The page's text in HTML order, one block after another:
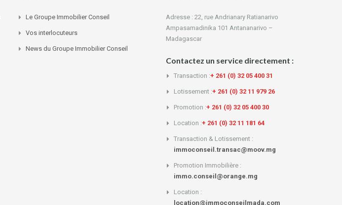
Le Groupe Immobilier Conseil
Vos interlocuteurs
News du Groupe Immobilier Conseil
Adresse : 22, rue Andrianary Ratianarivo
Ampasamadinika 101 Antananarivo –
Madagascar
Contactez un service directement :
Transaction :+ 261 (0) 32 05 400 31
Lotissement :+ 261 (0) 32 11 979 26
Promotion :+ 261 (0) 32 05 400 30
Location :+ 261 (0) 32 11 181 64
Transaction & Lotissement :
immoconseil.transac@moov.mg
Promotion Immobilière :
immo.conseil@orange.mg
Location :
location@immoconseilmada.com